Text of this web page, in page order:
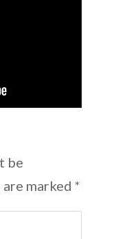
be
marked *